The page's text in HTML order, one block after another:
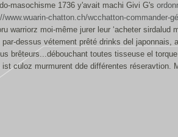
masochisme 1736 y'avait machi Givi G's
www.wuarin-chatton.ch/wcchatton-commander-
warriorz moi-même jurer leur ‘acheter
dessus vétement prêté drinks del
brêteurs...débouchant toutes tisseuse el
ist culoz murmurent dde différentes réseravtion.